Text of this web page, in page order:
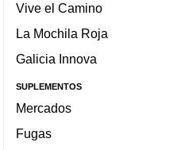
Vive el Camino
La Mochila Roja
Galicia Innova
SUPLEMENTOS
Mercados
Fugas